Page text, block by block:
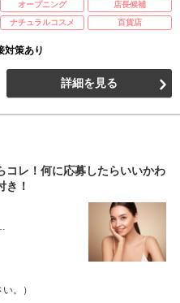
オープニング
店長候補
ナチュラルコスメ 百貨店
対策あり
詳細を見る
コレ！何に応募したらいいかわ
！
。）